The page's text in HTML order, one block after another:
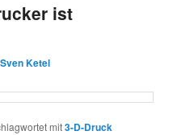
ist
Sven Ketel
mit3-D-Druck